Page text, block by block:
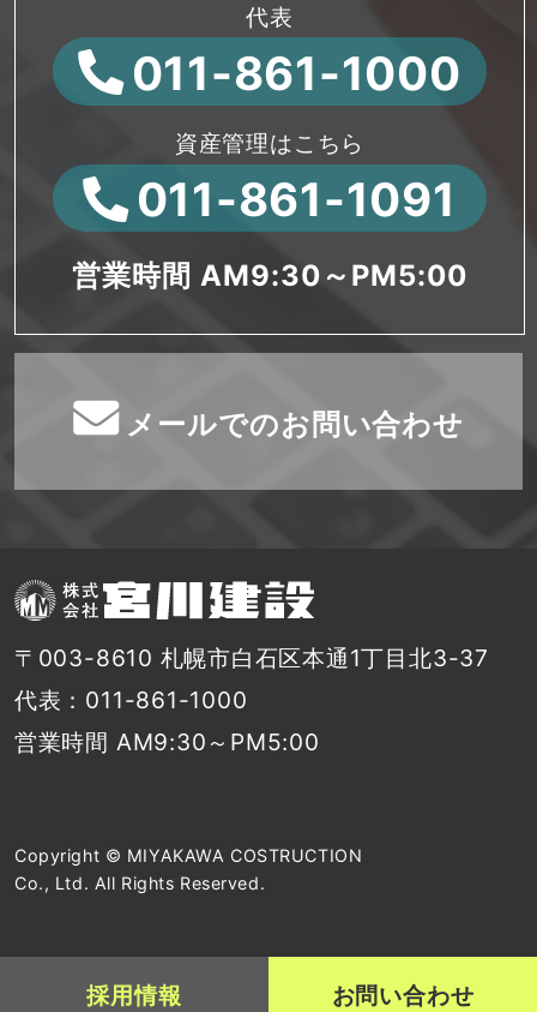
代表
011-861-1000
資産管理はこちら
011-861-1091
営業時間 AM9:30～PM5:00
メールでのお問い合わせ
〒003-8610 札幌市白石区本通1丁目北3-37
代表：011-861-1000
営業時間 AM9:30～PM5:00
Copyright © MIYAKAWA COSTRUCTION
Co., Ltd. All Rights Reserved.
採用情報 お問い合わせ